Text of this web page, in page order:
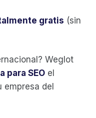
gratis (sin
Weglot
para SEO el
empresa del